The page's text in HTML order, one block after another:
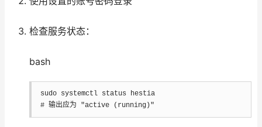
检查服务状态：
bash
sudo
systemctl status hestia
# 输出应为 "active (running)"